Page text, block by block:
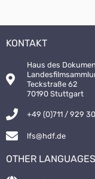
KONTAKT
Haus des
Teckstraße 62
70190 Stuttgart
+49 (0)711 / 929
lfs@hdf.de
OTHER LANGUAGES